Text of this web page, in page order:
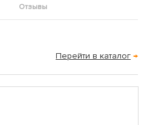
Отзывы
Перейти в каталог →